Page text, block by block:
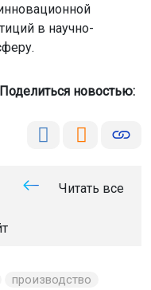
в научно-
Поделиться новостью:
Читать все
производство